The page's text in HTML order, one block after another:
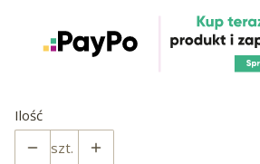
Ilość
szt.